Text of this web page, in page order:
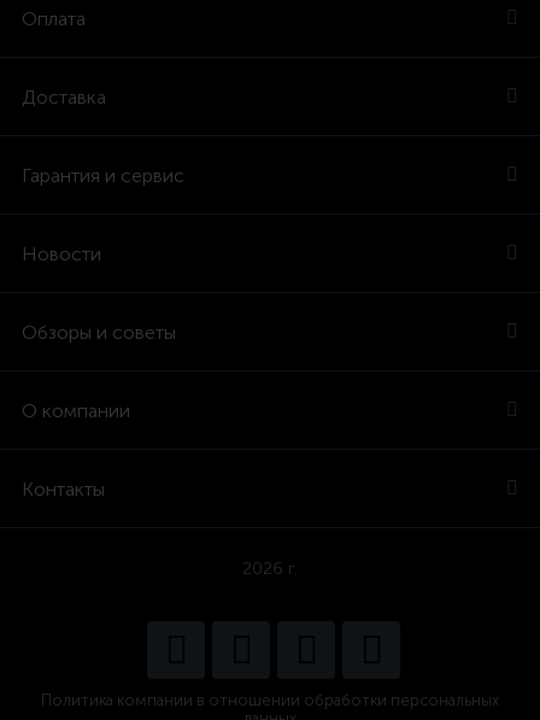
Оплата
Доставка
Гарантия и сервис
Новости
Обзоры и советы
О компании
Контакты
2026 г.
Политика компании в отношении обработки персональных